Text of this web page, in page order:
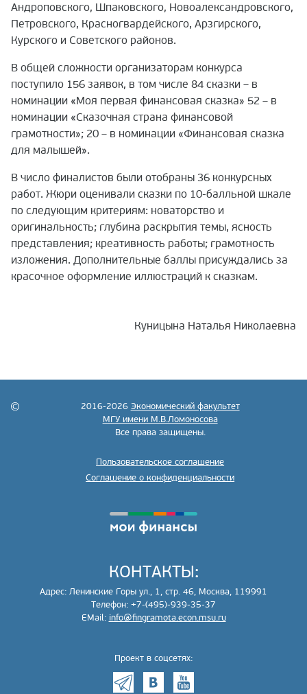
Андроповского, Шпаковского, Новоалександровского,
Петровского, Красногвардейского, Арзгирского,
Курского и Советского районов.
В общей сложности организаторам конкурса
поступило 156 заявок, в том числе 84 сказки – в
номинации «Моя первая финансовая сказка» 52 – в
номинации «Сказочная страна финансовой
грамотности»; 20 – в номинации «Финансовая сказка
для малышей».
В число финалистов были отобраны 36 конкурсных
работ. Жюри оценивали сказки по 10-балльной шкале
по следующим критериям: новаторство и
оригинальность; глубина раскрытия темы, ясность
представления; креативность работы; грамотность
изложения. Дополнительные баллы присуждались за
красочное оформление иллюстраций к сказкам.
Куницына Наталья Николаевна
2016-2026 Экономический факультет
МГУ имени М.В.Ломоносова
Все права защищены.
Пользовательское соглашение
Соглашение о конфиденциальности
КОНТАКТЫ:
Адрес: Ленинские Горы ул., 1, стр. 46, Москва, 119991
Телефон: +7-(495)-939-35-37
EMail: info@fingramota.econ.msu.ru
Проект в соцсетях: